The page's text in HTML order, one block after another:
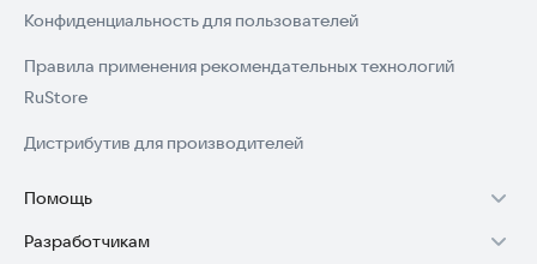
Конфиденциальность для пользователей
Правила применения рекомендательных технологий
RuStore
Дистрибутив для производителей
Помощь
Установка RuStore на TV
Разработчикам